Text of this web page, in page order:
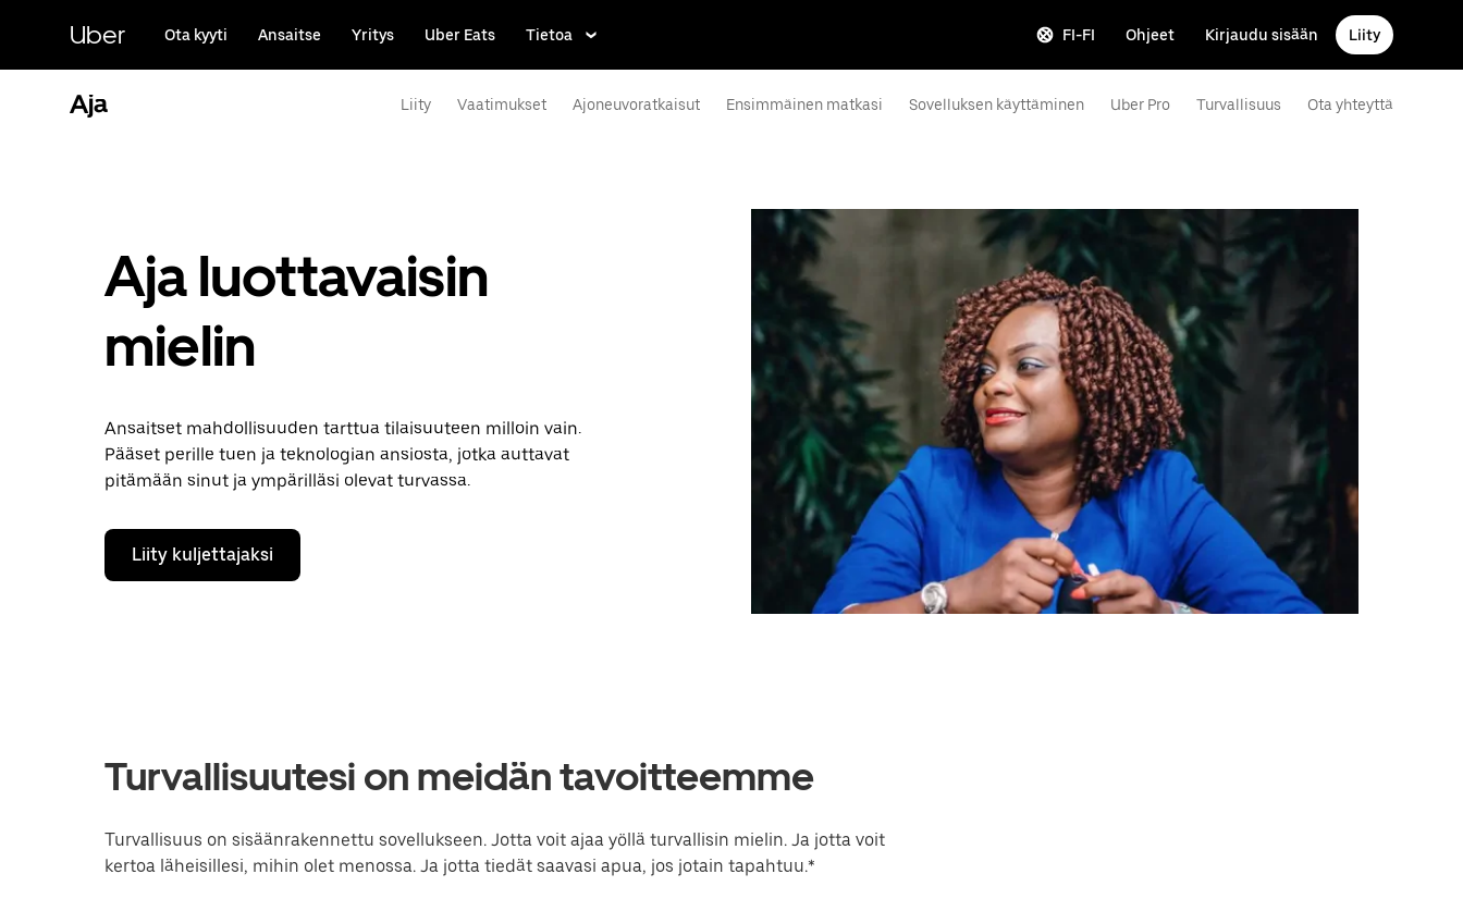
pääsisältöön
Uber Ota kyyti Ansaitse Yritys Uber Eats Tietoa FI-FI Ohjeet Kirjaudu sisään Liity
Aja Liity Vaatimukset Ajoneuvoratkaisut Ensimmäinen matkasi Sovelluksen käyttäminen Uber Pro Turvallisuus Ota yhteyttä
Aja luottavaisin
mielin
Ansaitset mahdollisuuden tarttua tilaisuuteen milloin vain.
Pääset perille tuen ja teknologian ansiosta, jotka auttavat
pitämään sinut ja ympärilläsi olevat turvassa.
Liity kuljettajaksi
Turvallisuutesi on meidän tavoitteemme
Turvallisuus on sisäänrakennettu sovellukseen. Jotta voit ajaa yöllä turvallisin mielin. Ja jotta voit
kertoa läheisillesi, mihin olet menossa. Ja jotta tiedät saavasi apua, jos jotain tapahtuu.*